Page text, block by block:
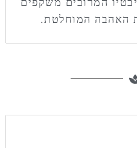
המרובים משקפים
האהבה המוחלטת.